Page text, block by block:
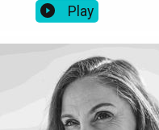
undervisning er ikke for
andetsteds med at tilbyde
for 10 % af
Play